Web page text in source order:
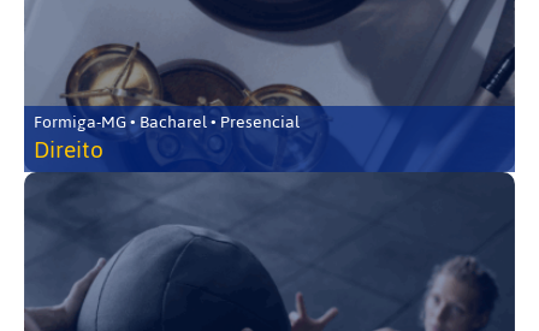
Formiga-MG • Bacharel • Presencial
Direito